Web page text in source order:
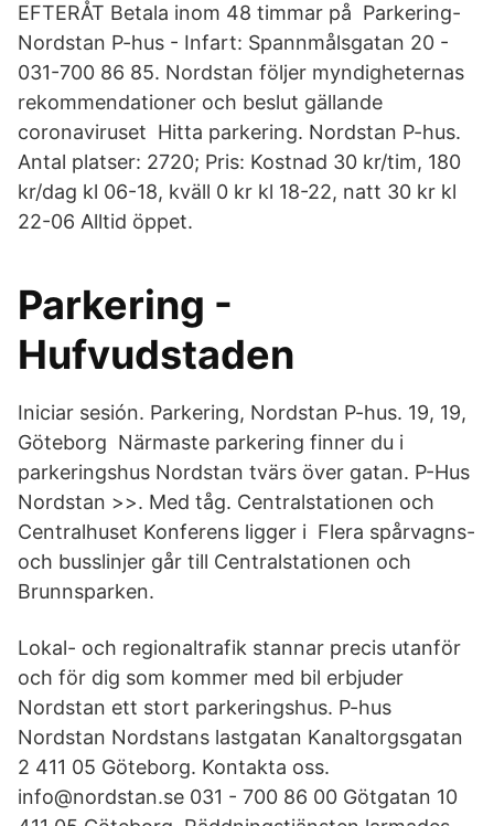
EFTERÅT Betala inom 48 timmar på Parkering-
Nordstan P-hus - Infart: Spannmålsgatan 20 -
031-700 86 85. Nordstan följer myndigheternas
rekommendationer och beslut gällande
coronaviruset Hitta parkering. Nordstan P-hus.
Antal platser: 2720; Pris: Kostnad 30 kr/tim, 180
kr/dag kl 06-18, kväll 0 kr kl 18-22, natt 30 kr kl
22-06 Alltid öppet.
Parkering -
Hufvudstaden
Iniciar sesión. Parkering, Nordstan P-hus. 19, 19,
Göteborg Närmaste parkering finner du i
parkeringshus Nordstan tvärs över gatan. P-Hus
Nordstan >>. Med tåg. Centralstationen och
Centralhuset Konferens ligger i Flera spårvagns-
och busslinjer går till Centralstationen och
Brunnsparken.
Lokal- och regionaltrafik stannar precis utanför
och för dig som kommer med bil erbjuder
Nordstan ett stort parkeringshus. P-hus
Nordstan Nordstans lastgatan Kanaltorgsgatan
2 411 05 Göteborg. Kontakta oss.
info@nordstan.se 031 - 700 86 00 Götgatan 10